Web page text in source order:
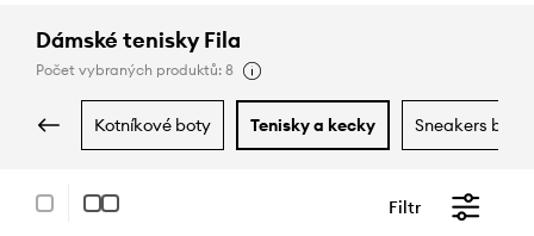
Dámské tenisky Fila
Počet vybraných produktů: 8
kotníkové boty tenisky a kecky sneakers boty
Filtr